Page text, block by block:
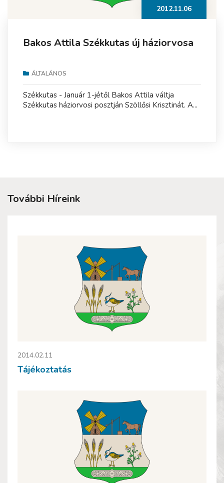
2012.11.06
Bakos Attila Székkutas új háziorvosa
ÁLTALÁNOS
Székkutas - Január 1-jétől Bakos Attila váltja
Székkutas háziorvosi posztján Szöllősi Krisztinát. A...
További Híreink
2014.02.11
Tájékoztatás